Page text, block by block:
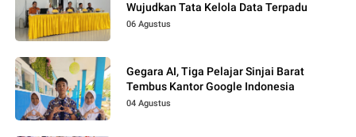
Wujudkan Tata Kelola Data Terpadu
06 Agustus
Gegara AI, Tiga Pelajar Sinjai Barat
Tembus Kantor Google Indonesia
04 Agustus